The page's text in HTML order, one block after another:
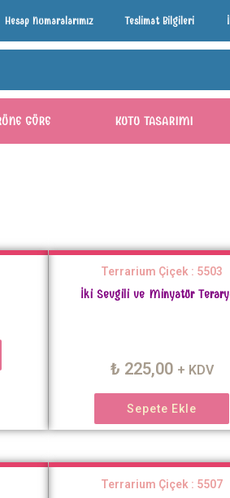
Hesap Numaralarımız Teslimat Bilgileri
GÖRE KUTU TASARIMI
Terrarium Çiçek : 5503
İki Sevgili ve Minyatür
₺ 225,00 + KDV
Sepete Ekle
Terrarium Çiçek : 5507